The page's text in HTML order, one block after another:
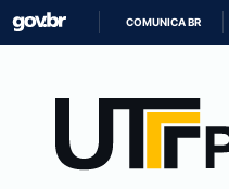
COMUNICA BR